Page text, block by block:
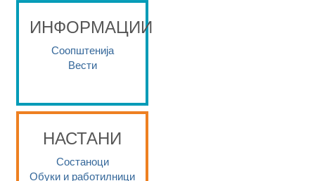
ИНФОРМАЦИИ
Соопштенија
Вести
НАСТАНИ
Состаноци
Обуки и работилници